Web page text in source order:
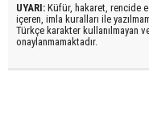
UYARI: Küfür, hakaret, rencide
içeren, imla kuralları ile
Türkçe karakter kullanılmayan
onaylanmamaktadır.